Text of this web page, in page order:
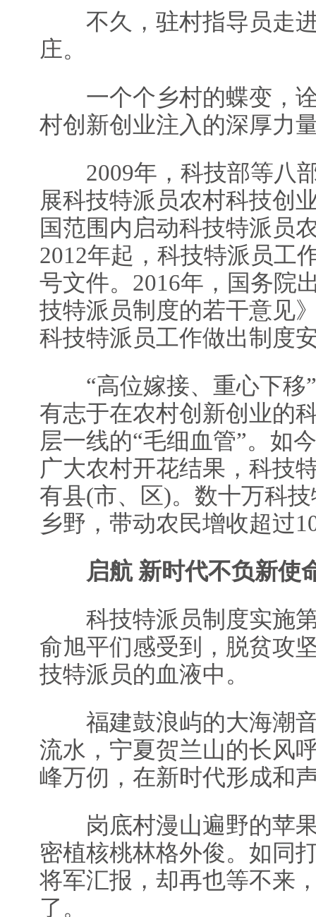
不久，驻村指导员走进
庄。
一个个乡村的蝶变，诠
村创新创业注入的深厚力
2009年，科技部等八
展科技特派员农村科技创
国范围内启动科技特派员
2012年起，科技特派员工
号文件。2016年，国务院
技特派员制度的若干意见
科技特派员工作做出制度
“高位嫁接、重心下移”
有志于在农村创新创业的
层一线的“毛细血管”。如
广大农村开花结果，科技
有县(市、区)。数十万科
乡野，带动农民增收超过
启航 新时代不负新使
科技特派员制度实施第
俞旭平们感受到，脱贫攻
技特派员的血液中。
福建鼓浪屿的大海潮音
流水，宁夏贺兰山的长风
峰万仞，在新时代形成和
岗底村漫山遍野的苹果
密植核桃林格外俊。如同
将军汇报，却再也等不来
了。